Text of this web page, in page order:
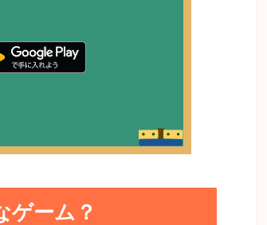
ゲーム？